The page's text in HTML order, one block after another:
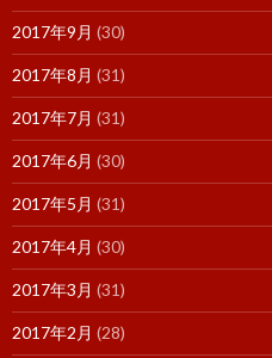
2017年9月 (30)
2017年8月 (31)
2017年7月 (31)
2017年6月 (30)
2017年5月 (31)
2017年4月 (30)
2017年3月 (31)
2017年2月 (28)